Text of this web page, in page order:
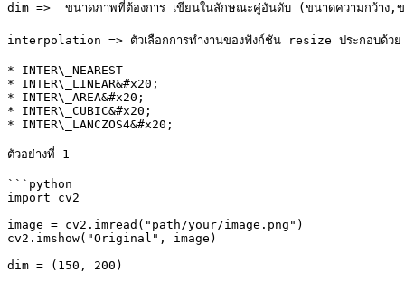
dim =>  ขนาดภาพที่ต้องการ เขียนในลักษณะคู่อันดับ (ขนาดความกว้าง,
interpolation => ตัวเลือกการทำงานของฟังก์ชัน resize ประกอบด้วย
* INTER\_NEAREST
* INTER\_LINEAR&#x20;
* INTER\_AREA&#x20;
* INTER\_CUBIC&#x20;
* INTER\_LANCZOS4&#x20;
ตัวอย่างที่ 1
```python
import cv2
image = cv2.imread("path/your/image.png")
cv2.imshow("Original", image)
dim = (150, 200)